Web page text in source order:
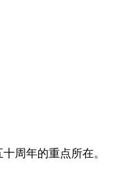
周年的重点所在。